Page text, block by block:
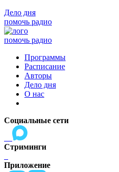
Дело дня
помочь радио
помочь радио
Программы
Расписание
Авторы
Дело дня
О нас
Социальные сети
Стриминги
Приложение